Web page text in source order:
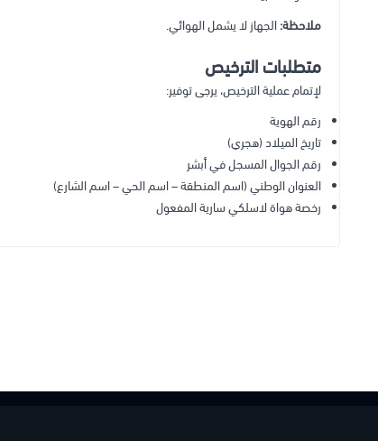
ملاحظة:الجهاز لا يشمل الهوائي.
متطلبات الترخيص
لإتمام عملية الترخيص، يرجى توفير:
رقم الهوية
تاريخ الميلاد (هجري)
رقم الجوال المسجل في أبشر
العنوان الوطني (اسم المنطقة – اسم الحي – اسم الشارع)
رخصة هواة لاسلكي سارية المفعول